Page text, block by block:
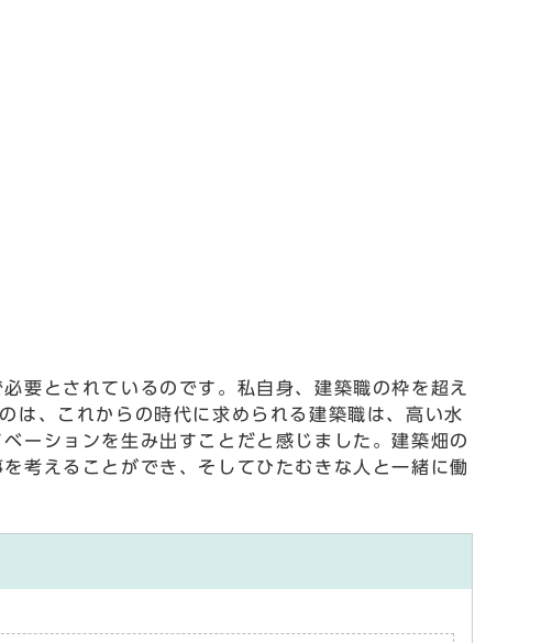
要とされているのです。私自身、建築職の枠を超え
は、これからの時代に求められる建築職は、高い水
ーションを生み出すことだと感じました。建築畑の
考えることができ、そしてひたむきな人と一緒に働